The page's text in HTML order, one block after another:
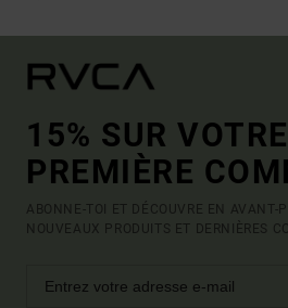
15% SUR VOTRE
PREMIÈRE
ABONNE-TOI ET DÉCOUVRE EN AVANT-
NOUVEAUX PRODUITS ET DERNIÈRES